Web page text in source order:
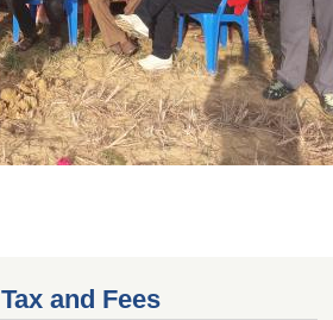
Tax and Fees